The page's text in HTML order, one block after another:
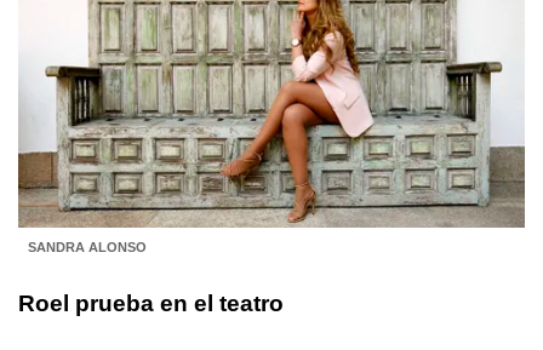
SANDRA ALONSO
Roel prueba en el teatro